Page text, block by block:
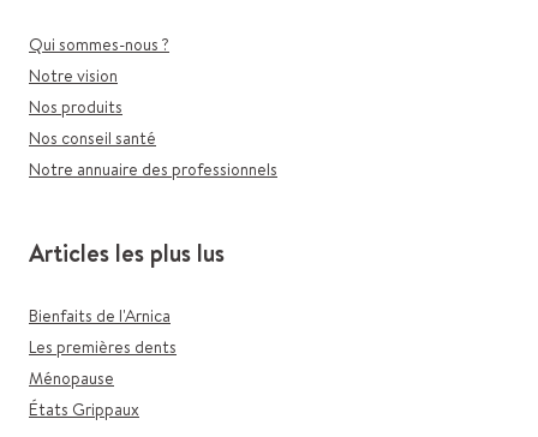
Qui sommes-nous ?
Notre vision
Nos produits
Nos conseil santé
Notre annuaire des professionnels
Articles les plus lus
Bienfaits de l'Arnica
Les premières dents
Ménopause
États Grippaux